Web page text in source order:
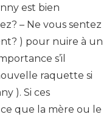
est bien
– Ne vous sentez
) pour nuire à un
s’il
raquette si
). Si ces
que la mère ou le